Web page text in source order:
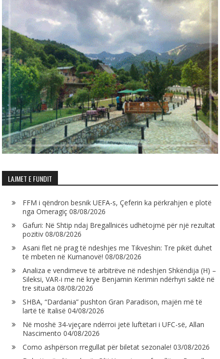
LAJMET E FUNDIT
FFM i qëndron besnik UEFA-s, Çeferin ka përkrahjen e plotë
nga Omeragiç 08/08/2026
Gafuri: Në Shtip ndaj Bregallnicës udhëtojmë për një rezultat
pozitiv 08/08/2026
Asani flet në prag të ndeshjes me Tikveshin: Tre pikët duhet
të mbeten në Kumanovë! 08/08/2026
Analiza e vendimeve të arbitrëve në ndeshjen Shkëndija (H) –
Sileksi, VAR-i me në krye Benjamin Kerimin ndërhyri saktë në
tre situata 08/08/2026
SHBA, “Dardania” pushton Gran Paradison, majën më të
lartë të Italisë 04/08/2026
Në moshë 34-vjeçare ndërroi jetë luftëtari i UFC-së, Allan
Nascimento 04/08/2026
Como ashpërson rregullat për biletat sezonale! 03/08/2026